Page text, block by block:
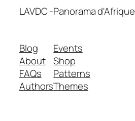
LAVDC -Panorama d'Afrique
Blog
About
FAQs
Authors
Events
Shop
Patterns
Themes